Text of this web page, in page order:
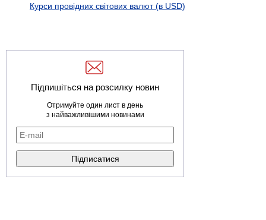
Курси провідних світових валют (в USD)
Підпишіться на розсилку новин
Отримуйте один лист в день
з найважливішими новинами